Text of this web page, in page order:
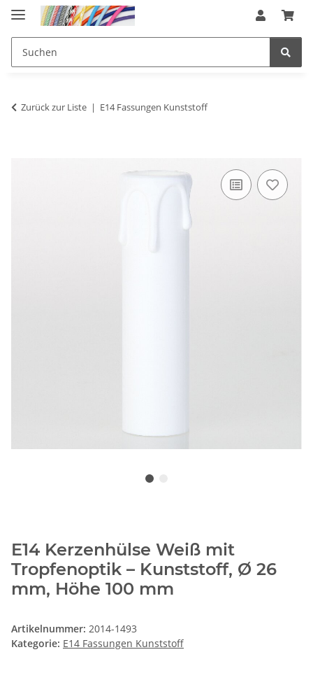
Zurück zur Liste E14 Fassungen Kunststoff
E14 Kerzenhülse Weiß mit
Tropfenoptik – Kunststoff, Ø 26
mm, Höhe 100 mm
Artikelnummer: 2014-1493
Kategorie: E14 Fassungen Kunststoff